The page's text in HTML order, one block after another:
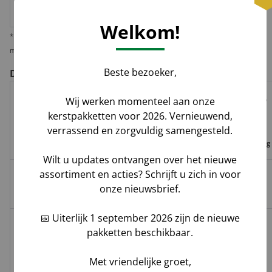
* Wij verzenden 1 kerstpakket standaard per pakketdienst, maar bieden u de
mogelijkheid deze per pallet te laten leveren i.v.m. veiligheid en zekerheid.
De voor- en nadelen per verzendoptie
Geleverd door
Track
&
Trace
Garantie
op
leverdatum
Tijdvak
levering
Risico op
vermissing
Groenbezorgen
✅ ❌
Welkom!
Beste bezoeker,
Wij werken momenteel aan onze
kerstpakketten voor 2026. Vernieuwend,
verrassend en zorgvuldig samengesteld.
Wilt u updates ontvangen over het nieuwe
assortiment en acties? Schrijft u zich in voor
onze nieuwsbrief.
📅 Uiterlijk 1 september 2026 zijn de nieuwe
pakketten beschikbaar.
Met vriendelijke groet,